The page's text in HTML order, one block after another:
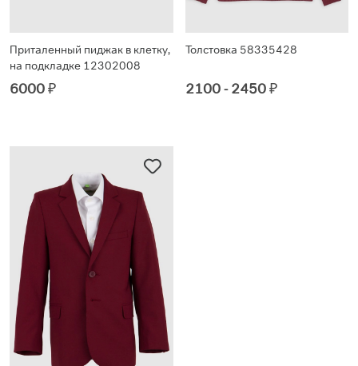
Приталенный пиджак в клетку,
на подкладке 12302008
6000₽
Толстовка 58335428
2100 - 2450₽